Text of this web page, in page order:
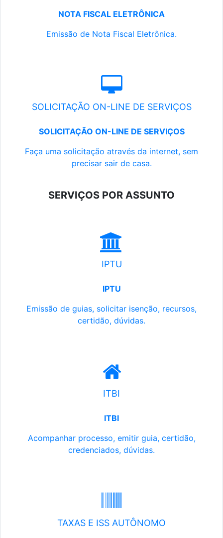
NOTA FISCAL ELETRÔNICA
Emissão de Nota Fiscal Eletrônica.
SOLICITAÇÃO ON-LINE DE SERVIÇOS
SOLICITAÇÃO ON-LINE DE SERVIÇOS
Faça uma solicitação através da internet, sem
precisar sair de casa.
SERVIÇOS POR ASSUNTO
IPTU
IPTU
Emissão de guias, solicitar isenção, recursos,
certidão, dúvidas.
ITBI
ITBI
Acompanhar processo, emitir guia, certidão,
credenciados, dúvidas.
TAXAS E ISS AUTÔNOMO